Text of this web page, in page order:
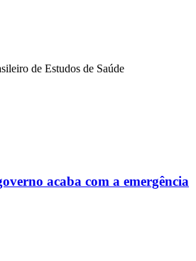
de Estudos de Saúde
acaba com a emergência